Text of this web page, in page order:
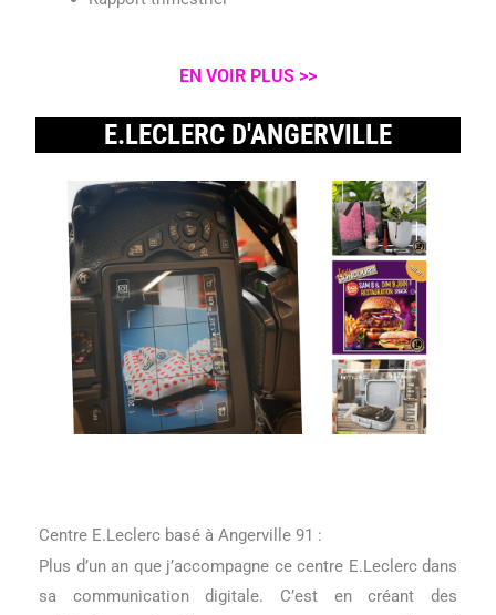
EN VOIR PLUS >>
E.LECLERC D'ANGERVILLE
Centre E.Leclerc basé à Angerville 91 :
Plus d’un an que j’accompagne ce centre E.Leclerc dans
sa communication digitale. C’est en créant des